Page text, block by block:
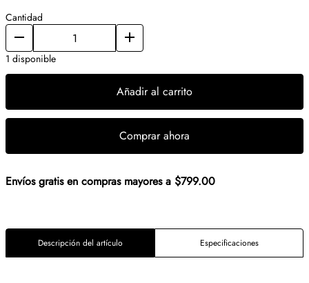
Cantidad
1 disponible
Añadir al carrito
Comprar ahora
Envíos gratis en compras mayores a $799.00
Descripción del artículo Especificaciones